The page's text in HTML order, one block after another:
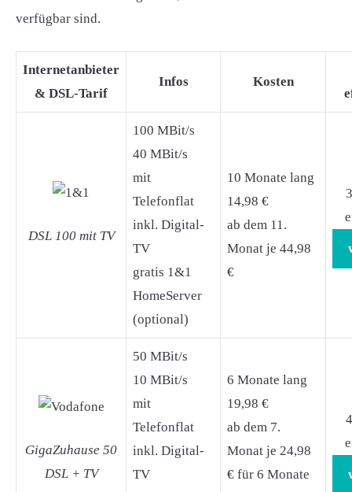
verfügbar sind.
Internetanbieter
& DSL-Tarif
Infos Kosten
DSL 100 mit TV
100 MBit/s
40 MBit/s
mit
Telefonflat
inkl. Digital-
TV
gratis 1&1
HomeServer
(optional)
10 Monate lang
14,98 €
ab dem 11.
Monat je 44,98
€
GigaZuhause 50
DSL + TV
50 MBit/s
10 MBit/s
mit
Telefonflat
inkl. Digital-
TV
6 Monate lang
19,98 €
ab dem 7.
Monat je 24,98
€ für 6 Monate